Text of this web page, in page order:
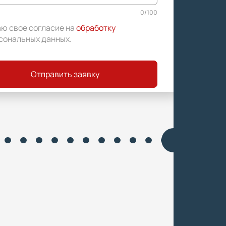
0/100
свое согласие наобработку
данных.
Отправить заявку